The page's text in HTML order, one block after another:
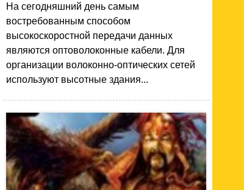
На сегодняшний день самым
востребованным способом
высокоскоростной передачи данных
являются оптоволоконные кабели. Для
организации волоконно-оптических сетей
используют высотные здания...